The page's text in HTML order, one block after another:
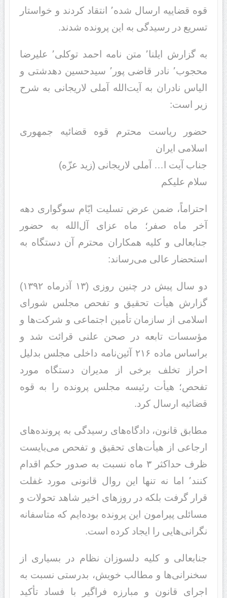
قوه قضاییه ارسال شده٬ انتقاد کردند و خواستار
تسریع در رسیدگی به این پرونده شدند.
به گزارش ایلنا٬ متن نامه احمد توکلی٬ علیرضا
محجوب٬ نادر قاضی پور٬ سیدحسین دهدشتی و
الیاس نادران به آیت‌الله آملی لاریجانی به شرح
زیر است:
حضور ریاست محترم قوه قضائیه جمهوری
اسلامی ایران
جناب آیت ا… آملی لاریجانی (زید عزّه)
سلام علیکم
احتراماً، ضمن عرض تسلیت ایّام سوگواری دهه
آخر ماه صفر؛ ماه عزای آل‌الله به حضور
جنابعالی و کلیه همکاران محترم آن دستگاه به
استحضار عالی می‌رساند:
دو سال پیش در چنین روزی (۱۳ آذرماه ۱۳۹۲)
گزارش هیأت تحقیق و تفحص مجلس شورای
اسلامی از سازمان تأمین اجتماعی و شرکت‌ها و
مؤسسات تابعه در صحن علنی قرائت شد و
براساس ماده ۲۱۶ آئین‌نامه داخلی مجلس بدلیل
احراز تخلف برخی از مدیران دستگاه مورد
تفحص؛ هیأت رئیسه مجلس پرونده را به قوه
قضائیه ارسال کرد.
مطابق قانون، دادگاه‌های رسیدگی به پرونده‌های
ارجاعی از هیأت‌های تحقیق و تفحص می‌بایست
ظرف حداکثر ۳ ماه نسبت به صدور حکم اقدام
کنند٬ اما نه تنها این روال قانونی مورد غفلت
قرار گرفت بلکه در روزهای اخیر شاهد تحولات و
مسائلی پیرامون این پرونده بوده‌ایم که متاسفانه
نگرانی‌هایی را ایجاد کرده است.
جنابعالی و کلیه دلسوزان نظام در بسیاری از
سخنرانی‌ها و مطالب خویش، بدرستی نسبت به
اجرای قانون و مبارزه فراگیر با فساد تأکید